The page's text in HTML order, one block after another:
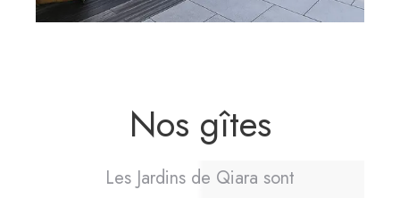
Nos gîtes
Les Jardins de Qiara sont